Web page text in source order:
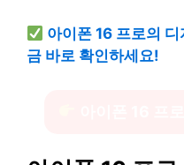
아이폰 16 프로의
금 바로 확인하세요!